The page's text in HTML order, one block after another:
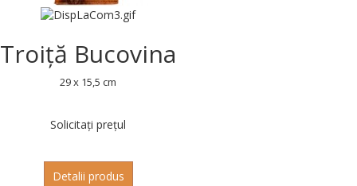
Troiță Bucovina
29 x 15,5 cm
Solicitați prețul
Detalii produs